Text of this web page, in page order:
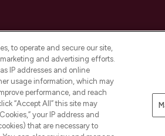
Payer en toute
to operate and secure our site,
and advertising efforts.
IP addresses and online
usage information, which may
performance, and reach
“Accept All” this site may
your IP address and
that are necessary to